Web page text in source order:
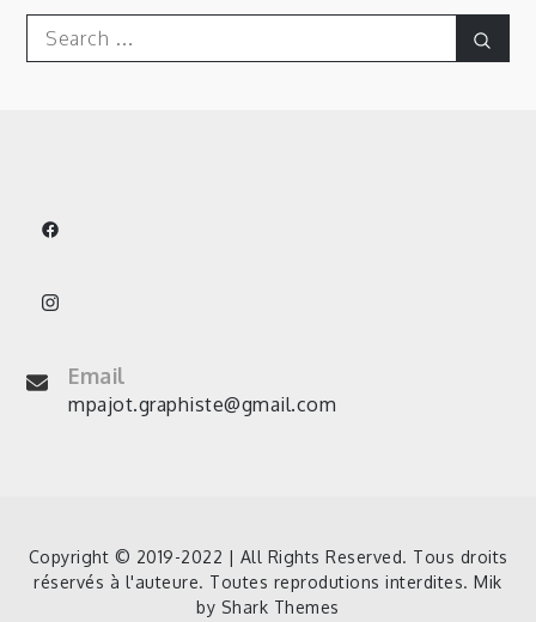
l’article
Search
for:
Email
mpajot.graphiste@gmail.com
Copyright © 2019-2022 | All Rights Reserved. Tous droits
réservés à l'auteure. Toutes reprodutions interdites. Mik
by Shark Themes